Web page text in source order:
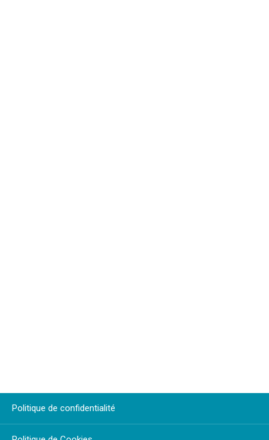
Politique de confidentialité